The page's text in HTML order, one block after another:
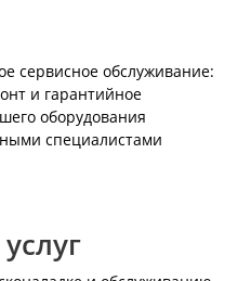
сервисное обслуживание:
и гарантийное
оборудования
специалистами